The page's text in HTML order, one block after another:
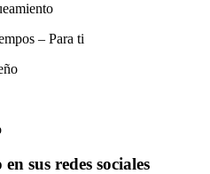
– Para ti
sus redes sociales